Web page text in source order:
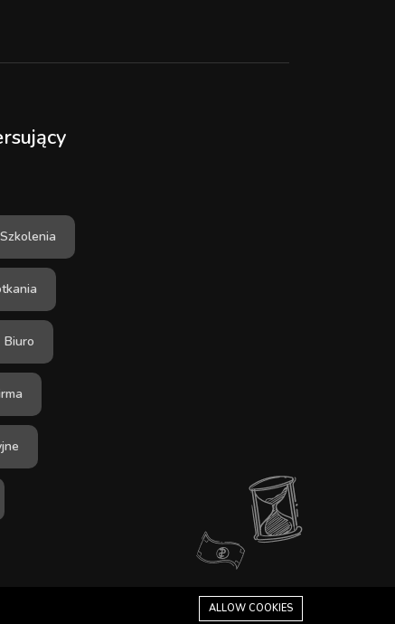
Szkolenia
Biuro
ALLOW COOKIES